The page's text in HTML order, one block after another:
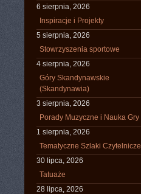
6 sierpnia, 2026
Inspiracje i Projekty
5 sierpnia, 2026
Stowrzyszenia sportowe
4 sierpnia, 2026
Góry Skandynawskie
(Skandynawia)
3 sierpnia, 2026
Porady Muzyczne i Nauka Gry
1 sierpnia, 2026
Tematyczne Szlaki Czytelnicze
30 lipca, 2026
Tatuaże
28 lipca, 2026